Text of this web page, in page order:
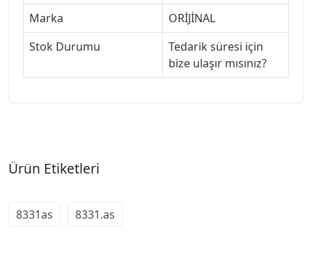
Marka
ORİJİNAL
Stok Durumu
Tedarik süresi için
bize ulaşır mısınız?
Ürün Etiketleri
8331as 8331.as